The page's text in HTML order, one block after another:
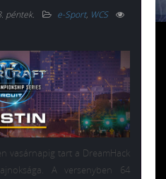
péntek. e-Sport, WCS
vasárnapig tart a DreamHack
A versenyben 64